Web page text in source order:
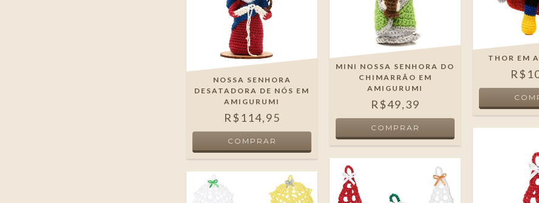
NOSSA SENHORA
DESATADORA DE NÓS EM
AMIGURUMI
R$114,95
MINI NOSSA SENHORA DO
CHIMARRÃO EM
AMIGURUMI
R$49,39
THOR EM